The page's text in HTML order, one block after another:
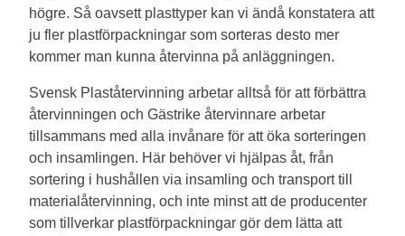
högre. Så oavsett plasttyper kan vi ändå konstatera att
ju fler plastförpackningar som sorteras desto mer
kommer man kunna återvinna på anläggningen.
Svensk Plaståtervinning arbetar alltså för att förbättra
återvinningen och Gästrike återvinnare arbetar
tillsammans med alla invånare för att öka sorteringen
och insamlingen. Här behöver vi hjälpas åt, från
sortering i hushållen via insamling och transport till
materialåtervinning, och inte minst att de producenter
som tillverkar plastförpackningar gör dem lätta att